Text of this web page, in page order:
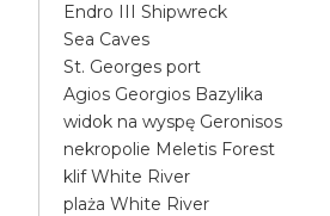
Endro III Shipwreck
Sea Caves
St. Georges port
Agios Georgios Bazylika
widok na wyspę Geronisos
nekropolie Meletis Forest
klif White River
plaża White River